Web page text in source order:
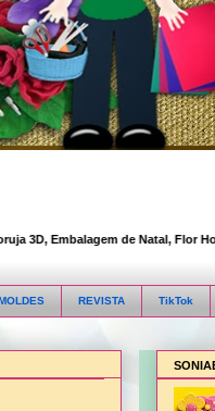
Embalagem de Natal, Flor
REVISTA TikTok